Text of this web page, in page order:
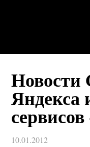
Новости
Яндекса
10.01.2012